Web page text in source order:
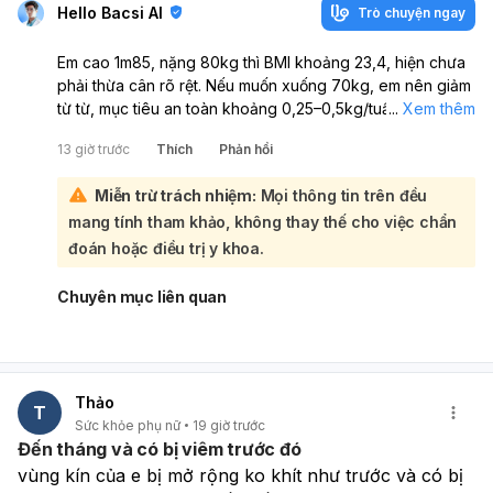
trạng và xét nghiệm để chọn hoặc phối hợp điều trị phù
từng phương pháp theo kiểu dễ hiểu hơn hoặc so sánh
bằng bảng ngắn.
Hello Bacsi AI Trò chuyện ngay
Em cao 1m85, nặng 80kg thì BMI khoảng 23,4, hiện chưa
phải thừa cân rõ rệt. Nếu muốn xuống 70kg, em nên giảm
từ từ, mục tiêu an toàn khoảng 0,25–0,5kg/tuần. Em nên
tăng vận động, không nên nhịn ăn hay bỏ bữa.:
Thực đơn nên ưu tiên rau, trái cây, ngũ cốc nguyên cám,
thịt nạc, cá, đậu phụ, sữa ít béo; hạn chế đồ chiên rán,
thức ăn chế biến sẵn, nước ngọt, bánh kẹo, bia rượu và
thực phẩm nhiều muối. Vì nam giới thường cần nhiều năng
lượng hơn, em nên chọn thực phẩm ít calo nhưng giàu
dinh dưỡng, ăn đủ bữa và tăng chất xơ để no lâu hơn.
Nếu có bụng mỡ, cần chú ý giảm bia rượu và kiểm soát
Nếu em muốn, anh/chị có thể giúp em lên thực đơn giảm
cân 7 ngày phù hợp với lịch sinh hoạt của em.
... Xem thêm
13 giờ trước Thích Phản hồi
Miễn trừ trách nhiệm: Mọi thông tin trên đều
mang tính tham khảo, không thay thế cho việc chẩn
đoán hoặc điều trị y khoa.
Chuyên mục liên quan
T Thảo
Sức khỏe phụ nữ 19 giờ trước
Đến tháng và có bị viêm trước đó
vùng kín của e bị mở rộng ko khít như trước và có bị